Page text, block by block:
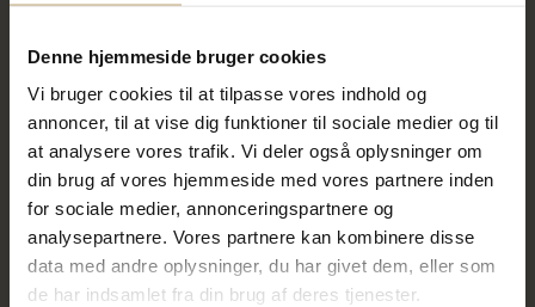
Denne hjemmeside bruger cookies
Vi bruger cookies til at tilpasse vores indhold og
annoncer, til at vise dig funktioner til sociale medier og til
at analysere vores trafik. Vi deler også oplysninger om
din brug af vores hjemmeside med vores partnere inden
for sociale medier, annonceringspartnere og
analysepartnere. Vores partnere kan kombinere disse
data med andre oplysninger, du har givet dem, eller som
de har indsamlet fra din brug af deres tjenester.
SKX series herreur stål 42mm
10bar
Seiko 5 Sports GMT automatic
SKX series herreur stål 42mm
10bar